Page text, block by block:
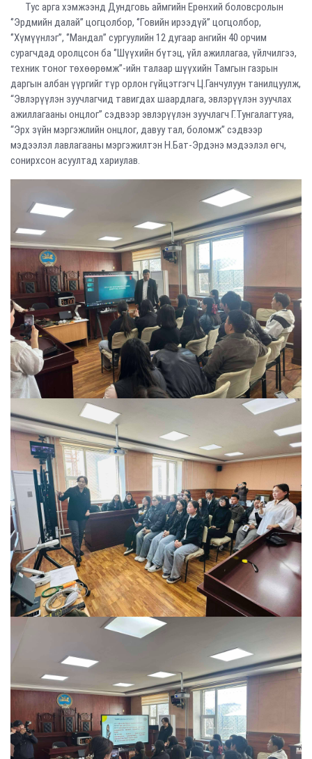
Тус арга хэмжээнд Дундговь аймгийн Ерөнхий боловсролын
‘’Эрдмийн далай’’ цогцолбор, ‘’Говийн ирээдүй’’ цогцолбор,
‘’Хүмүүнлэг’’, ‘’Мандал’’ сургуулийн 12 дугаар ангийн 40 орчим
сурагчдад оролцсон ба ‘’Шүүхийн бүтэц, үйл ажиллагаа, үйлчилгээ,
техник тоног төхөөрөмж’’-ийн талаар шүүхийн Тамгын газрын
даргын албан үүргийг түр орлон гүйцэтгэгч Ц.Ганчулуун танилцуулж,
“Эвлэрүүлэн зуучлагчид тавигдах шаардлага, эвлэрүүлэн зуучлах
ажиллагааны онцлог” сэдвээр эвлэрүүлэн зуучлагч Г.Тунгалагтуяа,
“Эрх зүйн мэргэжлийн онцлог, давуу тал, боломж” сэдвээр
мэдээлэл лавлагааны мэргэжилтэн Н.Бат-Эрдэнэ мэдээлэл өгч,
сонирхсон асуултад хариулав.